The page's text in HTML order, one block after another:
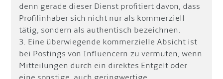
denn gerade dieser Dienst profitiert davon, dass
Profilinhaber sich nicht nur als kommerziell
tätig, sondern als authentisch bezeichnen.
3. Eine überwiegende kommerzielle Absicht ist
bei Postings von Influencern zu vermuten, wenn
Mitteilungen durch ein direktes Entgelt oder